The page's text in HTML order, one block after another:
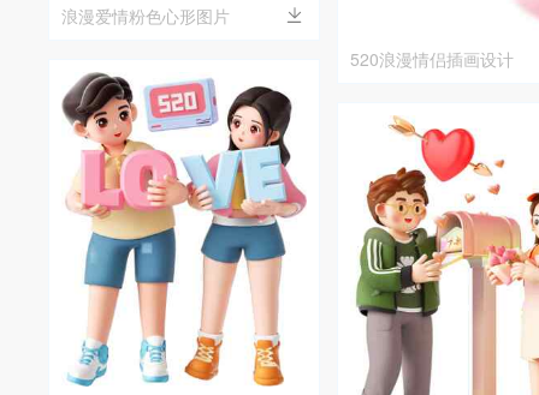
浪漫爱情粉色心形图片
520浪漫情侣插画设计